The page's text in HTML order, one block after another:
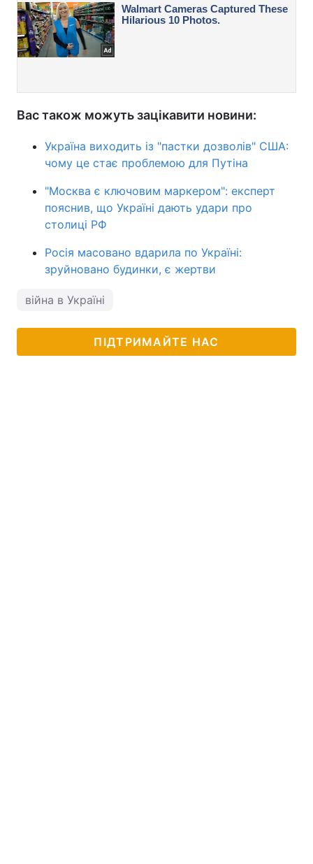
Вас також можуть зацікавити новини:
Україна виходить із "пастки дозволів" США:
чому це стає проблемою для Путіна
"Москва є ключовим маркером": експерт
пояснив, що Україні дають удари про
столиці РФ
Росія масовано вдарила по Україні:
зруйновано будинки, є жертви
війна в Україні
ПІДТРИМАЙТЕ НАС